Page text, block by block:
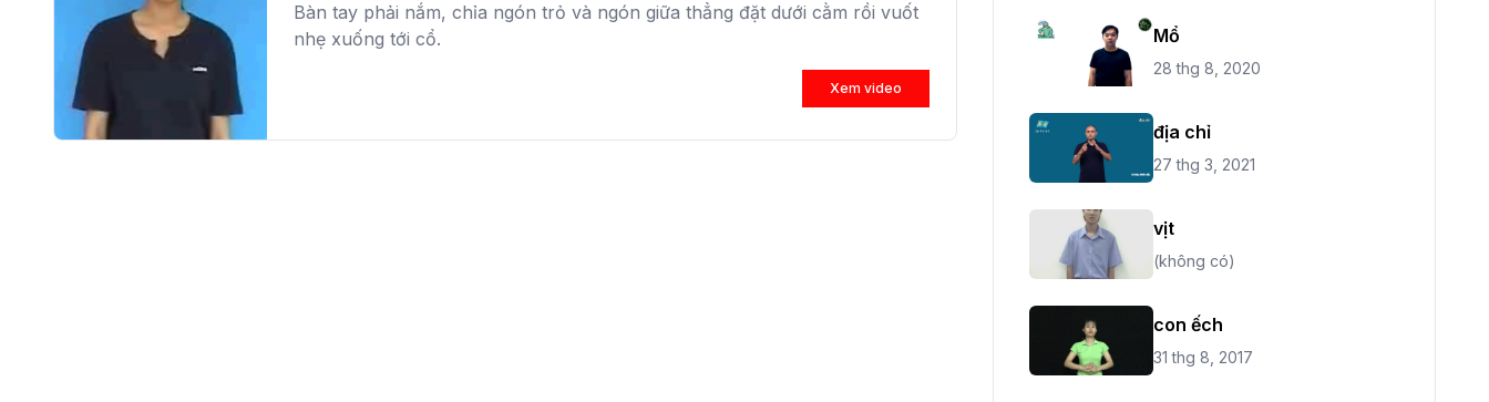
Bàn tay phải nắm, chỉa ngón trỏ và ngón giữa thẳng đặt dưới cằm rồi vuốt
nhẹ xuống tới cổ.
Xem video
Mổ
28 thg 8, 2020
địa chỉ
27 thg 3, 2021
vịt
(không có)
con ếch
31 thg 8, 2017